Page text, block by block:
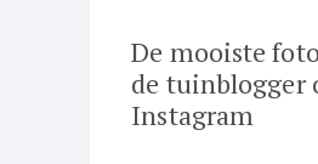
De mooiste
de tuinblogger
Instagram